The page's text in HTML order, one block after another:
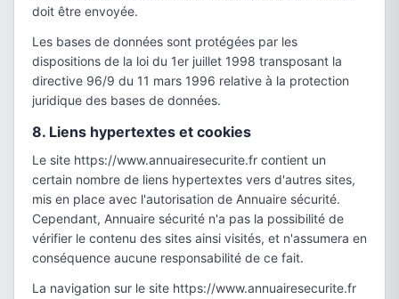
doit être envoyée.
Les bases de données sont protégées par les
dispositions de la loi du 1er juillet 1998 transposant la
directive 96/9 du 11 mars 1996 relative à la protection
juridique des bases de données.
8. Liens hypertextes et cookies
Le site https://www.annuairesecurite.fr contient un
certain nombre de liens hypertextes vers d'autres sites,
mis en place avec l'autorisation de Annuaire sécurité.
Cependant, Annuaire sécurité n'a pas la possibilité de
vérifier le contenu des sites ainsi visités, et n'assumera en
conséquence aucune responsabilité de ce fait.
La navigation sur le site https://www.annuairesecurite.fr